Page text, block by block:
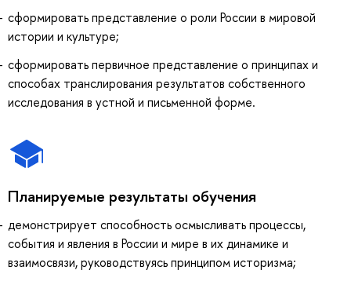
сформировать представление о роли России в мировой
истории и культуре;
сформировать первичное представление о принципах и
способах транслирования результатов собственного
исследования в устной и письменной форме.
Планируемые результаты обучения
демонстрирует способность осмысливать процессы,
события и явления в России и мире в их динамике и
взаимосвязи, руководствуясь принципом историзма;